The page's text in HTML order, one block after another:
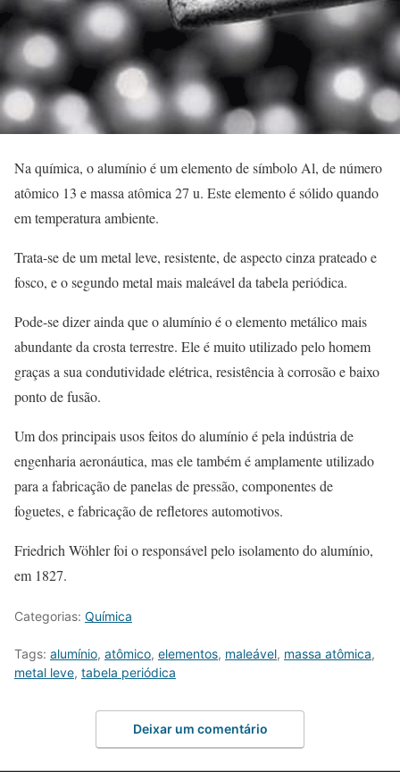
Na química, o alumínio é um elemento de símbolo Al, de número
atômico 13 e massa atômica 27 u. Este elemento é sólido quando
em temperatura ambiente.
Trata-se de um metal leve, resistente, de aspecto cinza prateado e
fosco, e o segundo metal mais maleável da tabela periódica.
Pode-se dizer ainda que o alumínio é o elemento metálico mais
abundante da crosta terrestre. Ele é muito utilizado pelo homem
graças a sua condutividade elétrica, resistência à corrosão e baixo
ponto de fusão.
Um dos principais usos feitos do alumínio é pela indústria de
engenharia aeronáutica, mas ele também é amplamente utilizado
para a fabricação de panelas de pressão, componentes de
foguetes, e fabricação de refletores automotivos.
Friedrich Wöhler foi o responsável pelo isolamento do alumínio,
em 1827.
Categorias: Química
Tags: alumínio, atômico, elementos, maleável, massa atômica,
metal leve, tabela periódica
Deixar um comentário